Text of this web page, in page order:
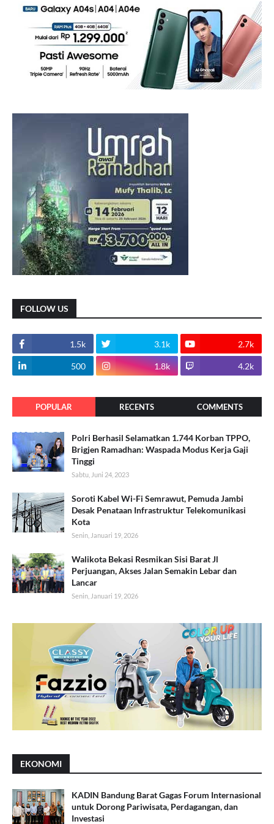
FOLLOW US
1.5k 3.1k 2.7k
500 1.8k 4.2k
POPULAR RECENTS COMMENTS
Polri Berhasil Selamatkan 1.744 Korban TPPO,
Brigjen Ramadhan: Waspada Modus Kerja Gaji
Tinggi
Sabtu, Juni 24, 2023
Soroti Kabel Wi-Fi Semrawut, Pemuda Jambi
Desak Penataan Infrastruktur Telekomunikasi
Kota
Senin, Januari 19, 2026
Walikota Bekasi Resmikan Sisi Barat Jl
Perjuangan, Akses Jalan Semakin Lebar dan
Lancar
Senin, Januari 19, 2026
EKONOMI
KADIN Bandung Barat Gagas Forum Internasional
untuk Dorong Pariwisata, Perdagangan, dan
Investasi